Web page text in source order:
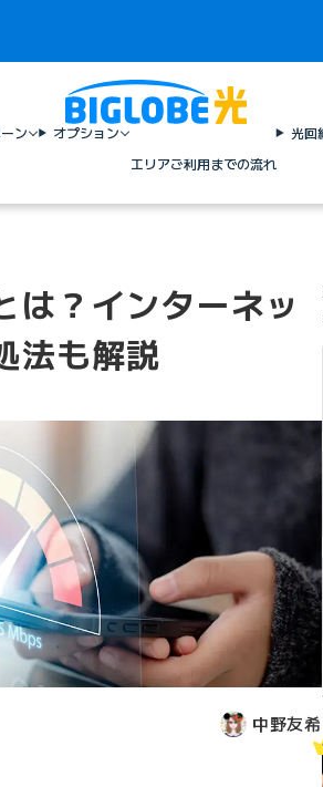
ン
オプション
エリアご利用までの流れ
光回
は？インターネッ
法も解説
中野友希